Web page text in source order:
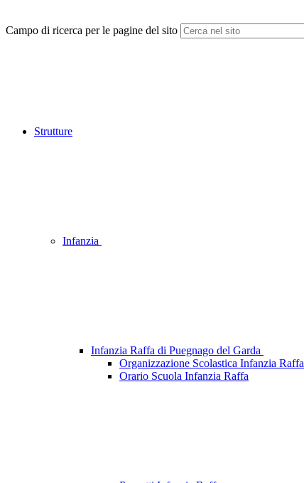
Campo di ricerca per le pagine del sito
Strutture
Infanzia
Infanzia Raffa di Puegnago del Garda
Organizzazione Scolastica Infanzia Raffa
Orario Scuola Infanzia Raffa